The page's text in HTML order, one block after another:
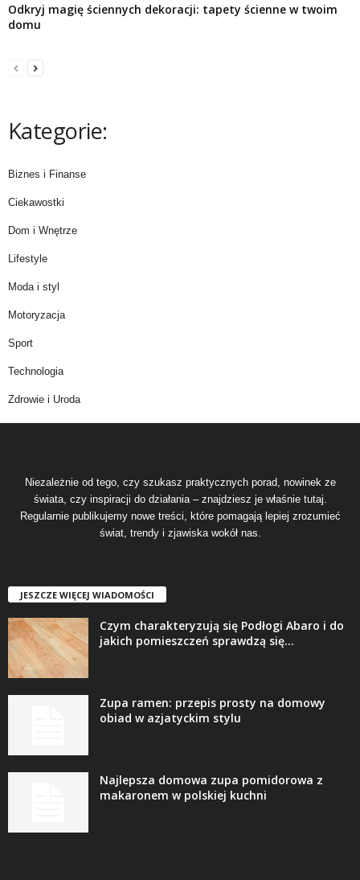
Odkryj magię ściennych dekoracji: tapety ścienne w twoim
domu
Kategorie:
Biznes i Finanse
Ciekawostki
Dom i Wnętrze
Lifestyle
Moda i styl
Motoryzacja
Sport
Technologia
Zdrowie i Uroda
Niezależnie od tego, czy szukasz praktycznych porad, nowinek ze
świata, czy inspiracji do działania – znajdziesz je właśnie tutaj.
Regularnie publikujemy nowe treści, które pomagają lepiej zrozumieć
świat, trendy i zjawiska wokół nas.
JESZCZE WIĘCEJ WIADOMOŚCI
Czym charakteryzują się Podłogi Abaro i do
jakich pomieszczeń sprawdzą się...
Zupa ramen: przepis prosty na domowy
obiad w azjatyckim stylu
Najlepsza domowa zupa pomidorowa z
makaronem w polskiej kuchni